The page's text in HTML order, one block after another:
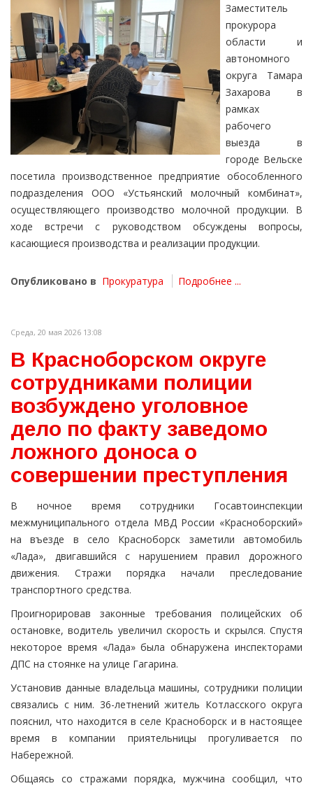
Заместитель
прокурора
области и
автономного
округа Тамара
Захарова в
рамках
рабочего
выезда в
городе Вельске
посетила производственное предприятие обособленного
подразделения ООО «Устьянский молочный комбинат»,
осуществляющего производство молочной продукции. В
ходе встречи с руководством обсуждены вопросы,
касающиеся производства и реализации продукции.
Опубликовано в Прокуратура Подробнее ...
Среда, 20 мая 2026 13:08
В Красноборском округе
сотрудниками полиции
возбуждено уголовное
дело по факту заведомо
ложного доноса о
совершении преступления
В ночное время сотрудники Госавтоинспекции
межмуниципального отдела МВД России «Красноборский»
на въезде в село Красноборск заметили автомобиль
«Лада», двигавшийся с нарушением правил дорожного
движения. Стражи порядка начали преследование
транспортного средства.
Проигнорировав законные требования полицейских об
остановке, водитель увеличил скорость и скрылся. Спустя
некоторое время «Лада» была обнаружена инспекторами
ДПС на стоянке на улице Гагарина.
Установив данные владельца машины, сотрудники полиции
связались с ним. 36-летнений житель Котласского округа
пояснил, что находится в селе Красноборск и в настоящее
время в компании приятельницы прогуливается по
Набережной.
Общаясь со стражами порядка, мужчина сообщил, что